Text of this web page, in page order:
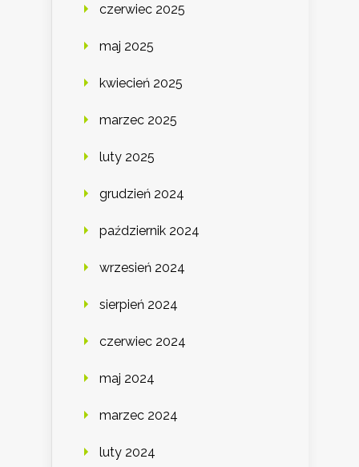
czerwiec 2025
maj 2025
kwiecień 2025
marzec 2025
luty 2025
grudzień 2024
październik 2024
wrzesień 2024
sierpień 2024
czerwiec 2024
maj 2024
marzec 2024
luty 2024